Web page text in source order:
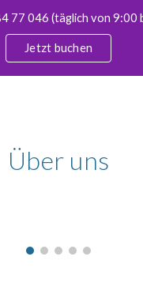
77 046 (täglich von 9:00
Jetzt buchen
Über uns